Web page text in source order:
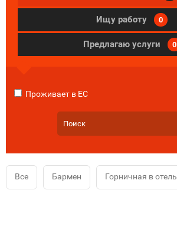
Ищу работу 0
Предлагаю услуги 0
Проживает в ЕС
Все Бармен Горничная в отель